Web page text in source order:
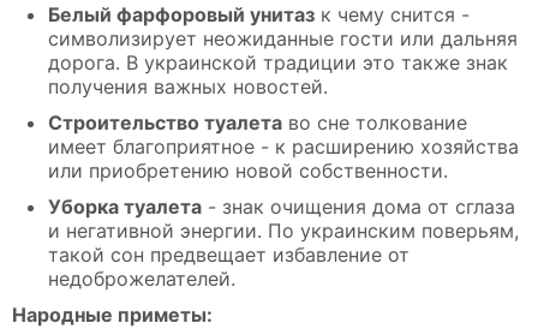
Белый фарфоровый унитаз к чему снится -
символизирует неожиданные гости или дальняя
дорога. В украинской традиции это также знак
получения важных новостей.
Строительство туалета во сне толкование
имеет благоприятное - к расширению хозяйства
или приобретению новой собственности.
Уборка туалета - знак очищения дома от сглаза
и негативной энергии. По украинским поверьям,
такой сон предвещает избавление от
недоброжелателей.
Народные приметы: